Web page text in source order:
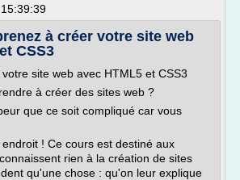
à créer votre site web
CSS3
site web avec HTML5 et CSS3
à créer des sites web ?
que ce soit compliqué car vous
! Ce cours est destiné aux
rien à la création de sites
qu'une chose : qu'on leur explique